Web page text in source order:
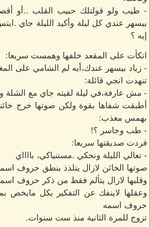
- طيب ولو قولتلك حبيب القلب ..أو
بيسهر عندي كل ليلة وأكيد الليلة جاي
إيه ؟
اتكأت على المقعد خلفها وهمست سريعا:
- زياد بيسهر عندك،أيه لم الشامي على
تنهدت انجي قائلة:
- مش عارفة،في ليلة لقيته جاي مع الشلة
أطبقت شفاها بقوة ولكن صوتها خرج
بهمس معذب:
- طب وجاسر ؟!
فردت صديقتها سريعا:
- تعالي الليلة ونحكي .مستنياكي، بااااي
صوتها الخائن لازال يتلذذ بنطق حروف
وقلبها لازال يتألم فقط من ذكر حروف
وعقلها لاينفك عن التفكير بكل مايخص
حروف اسمه
تزوج للمرة الثانية منذ ست سنوات.